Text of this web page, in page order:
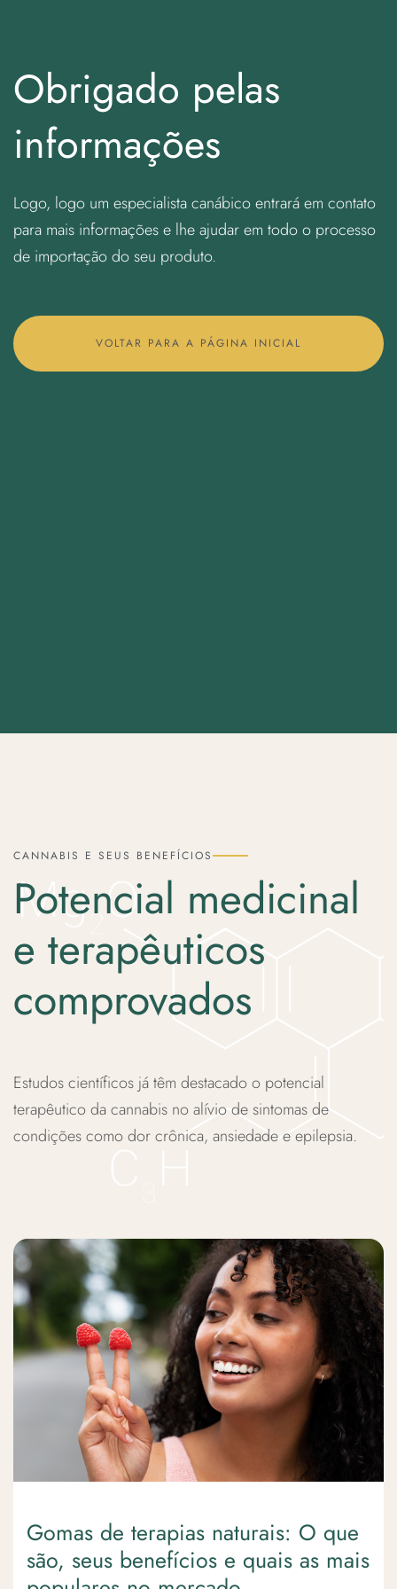
Obrigado pelas
informações
Logo, logo um especialista canábico entrará em contato
para mais informações e lhe ajudar em todo o processo
de importação do seu produto.
VOLTAR PARA A PÁGINA INICIAL
CANNABIS E SEUS BENEFÍCIOS
Potencial medicinal
e terapêuticos
comprovados
Estudos científicos já têm destacado o potencial
terapêutico da cannabis no alívio de sintomas de
condições como dor crônica, ansiedade e epilepsia.
Gomas de terapias naturais: O que
são, seus benefícios e quais as mais